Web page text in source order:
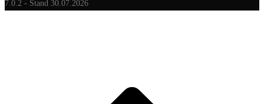
7.0.2 - Stand 30.07.2026